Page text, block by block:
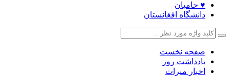
♥ حامیان
دانشگاه افغانستان
صفحه نخست
یادداشت روز
اخبار میراث